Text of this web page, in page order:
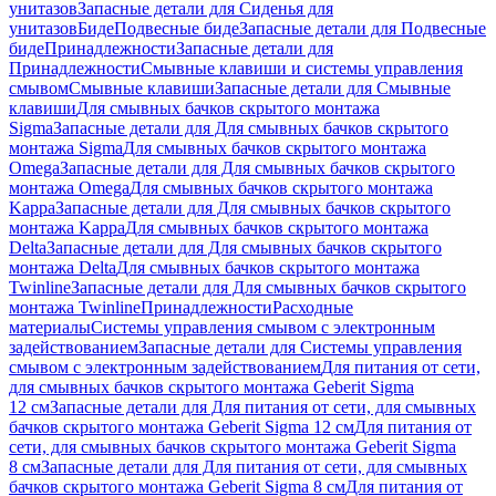
унитазовЗапасные детали для Сиденья для
унитазовБидеПодвесные бидеЗапасные детали для Подвесные
бидеПринадлежностиЗапасные детали для
ПринадлежностиСмывные клавиши и системы управления
смывомСмывные клавишиЗапасные детали для Смывные
клавишиДля смывных бачков скрытого монтажа
SigmaЗапасные детали для Для смывных бачков скрытого
монтажа SigmaДля смывных бачков скрытого монтажа
OmegaЗапасные детали для Для смывных бачков скрытого
монтажа OmegaДля смывных бачков скрытого монтажа
KappaЗапасные детали для Для смывных бачков скрытого
монтажа KappaДля смывных бачков скрытого монтажа
DeltaЗапасные детали для Для смывных бачков скрытого
монтажа DeltaДля смывных бачков скрытого монтажа
TwinlineЗапасные детали для Для смывных бачков скрытого
монтажа TwinlineПринадлежностиРасходные
материалыСистемы управления смывом с электронным
задействованиемЗапасные детали для Системы управления
смывом с электронным задействованиемДля питания от сети,
для смывных бачков скрытого монтажа Geberit Sigma
12 смЗапасные детали для Для питания от сети, для смывных
бачков скрытого монтажа Geberit Sigma 12 смДля питания от
сети, для смывных бачков скрытого монтажа Geberit Sigma
8 смЗапасные детали для Для питания от сети, для смывных
бачков скрытого монтажа Geberit Sigma 8 смДля питания от